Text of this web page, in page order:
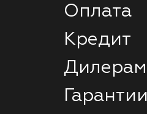
Оплата
Кредит
Дилерам
Гарантии